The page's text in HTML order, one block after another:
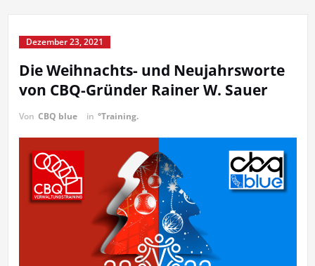
Dezember 23, 2021
Die Weihnachts- und Neujahrsworte
von CBQ-Gründer Rainer W. Sauer
Von CBQ blue in °Training.